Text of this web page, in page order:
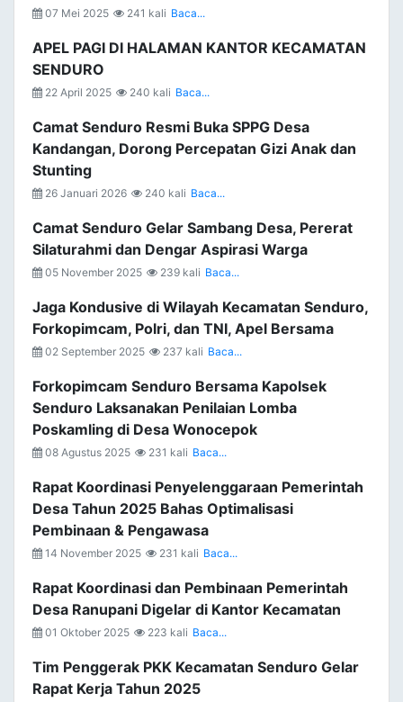
07 Mei 2025 241 kali Baca...
APEL PAGI DI HALAMAN KANTOR KECAMATAN
SENDURO
22 April 2025 240 kali Baca...
Camat Senduro Resmi Buka SPPG Desa
Kandangan, Dorong Percepatan Gizi Anak dan
Stunting
26 Januari 2026 240 kali Baca...
Camat Senduro Gelar Sambang Desa, Pererat
Silaturahmi dan Dengar Aspirasi Warga
05 November 2025 239 kali Baca...
Jaga Kondusive di Wilayah Kecamatan Senduro,
Forkopimcam, Polri, dan TNI, Apel Bersama
02 September 2025 237 kali Baca...
Forkopimcam Senduro Bersama Kapolsek
Senduro Laksanakan Penilaian Lomba
Poskamling di Desa Wonocepok
08 Agustus 2025 231 kali Baca...
Rapat Koordinasi Penyelenggaraan Pemerintah
Desa Tahun 2025 Bahas Optimalisasi
Pembinaan & Pengawasa
14 November 2025 231 kali Baca...
Rapat Koordinasi dan Pembinaan Pemerintah
Desa Ranupani Digelar di Kantor Kecamatan
01 Oktober 2025 223 kali Baca...
Tim Penggerak PKK Kecamatan Senduro Gelar
Rapat Kerja Tahun 2025